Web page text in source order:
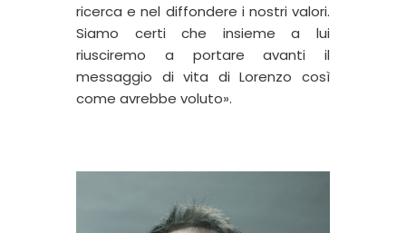
ricerca e nel diffondere i nostri valori.
Siamo certi che insieme a lui
riusciremo a portare avanti il
messaggio di vita di Lorenzo così
come avrebbe voluto».